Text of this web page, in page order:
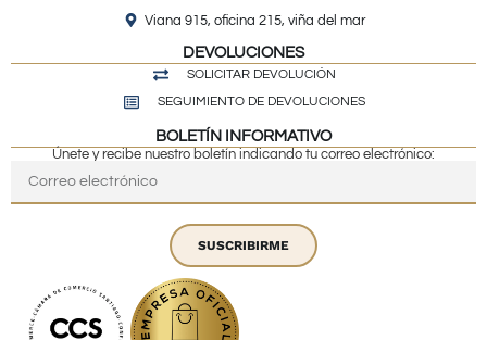
Viana 915, oficina 215, viña del mar
DEVOLUCIONES
SOLICITAR DEVOLUCIÓN
SEGUIMIENTO DE DEVOLUCIONES
BOLETÍN INFORMATIVO
Únete y recibe nuestro boletín indicando tu correo electrónico:
SUSCRIBIRME